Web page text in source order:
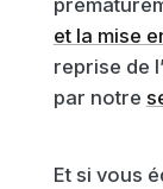
et la mise
reprise de
par notre
Et si vous